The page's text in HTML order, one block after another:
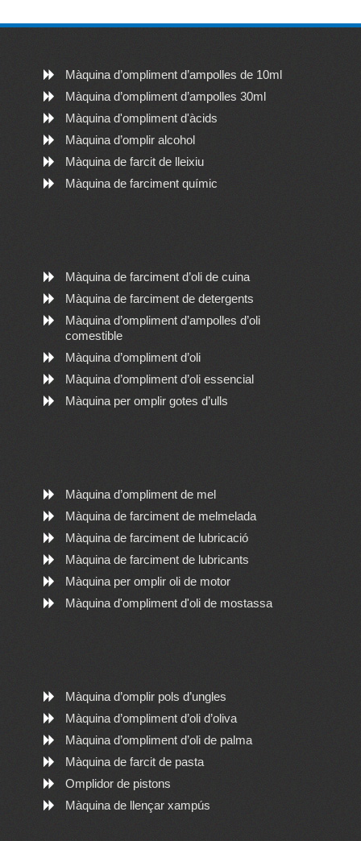
Màquina d’ompliment d’ampolles de 10ml
Màquina d’ompliment d’ampolles 30ml
Màquina d'ompliment d'àcids
Màquina d’omplir alcohol
Màquina de farcit de lleixiu
Màquina de farciment químic
Màquina de farciment d’oli de cuina
Màquina de farciment de detergents
Màquina d’ompliment d’ampolles d’oli
comestible
Màquina d’ompliment d’oli
Màquina d’ompliment d’oli essencial
Màquina per omplir gotes d’ulls
Màquina d’ompliment de mel
Màquina de farciment de melmelada
Màquina de farciment de lubricació
Màquina de farciment de lubricants
Màquina per omplir oli de motor
Màquina d'ompliment d'oli de mostassa
Màquina d’omplir pols d’ungles
Màquina d’ompliment d’oli d’oliva
Màquina d’ompliment d’oli de palma
Màquina de farcit de pasta
Omplidor de pistons
Màquina de llençar xampús